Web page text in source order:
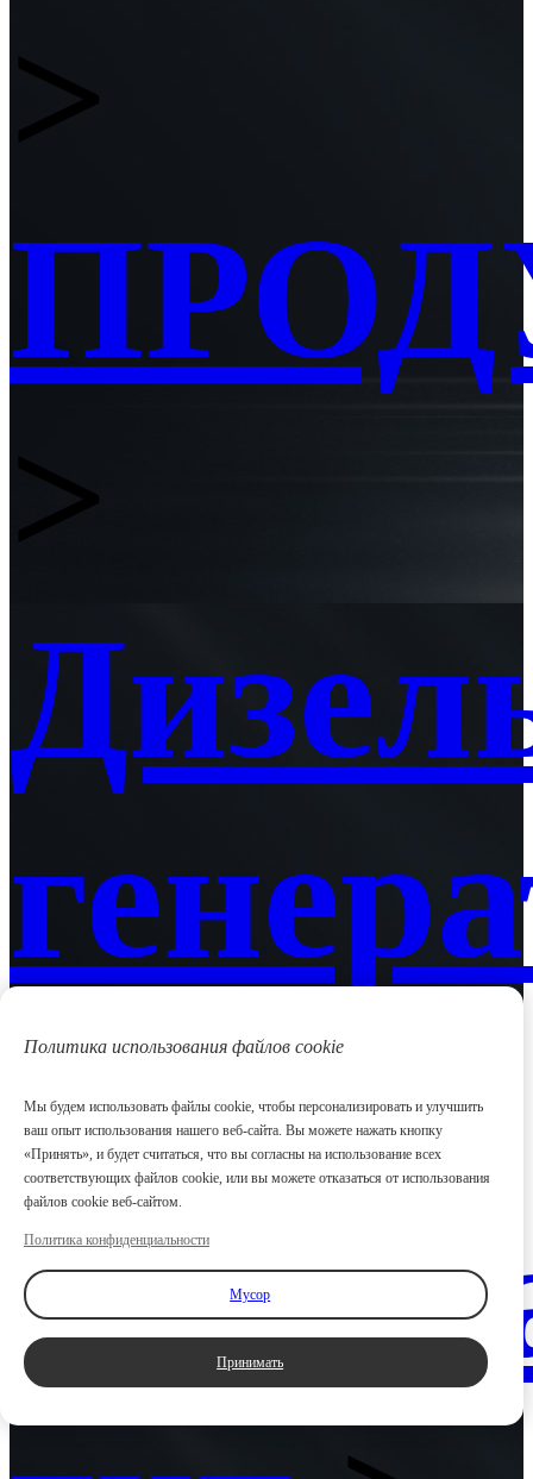
>
>
>
Политика использования файлов cookie
Мы будем использовать файлы cookie, чтобы персонализировать и улучшить
ваш опыт использования нашего веб-сайта. Вы можете нажать кнопку
«Принять», и будет считаться, что вы согласны на использование всех
соответствующих файлов cookie, или вы можете отказаться от использования
файлов cookie веб-сайтом.
Политика конфиденциальности
Мусор
Принимать